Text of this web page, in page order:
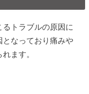
トラブルの原因に
となっており痛みや
ます。